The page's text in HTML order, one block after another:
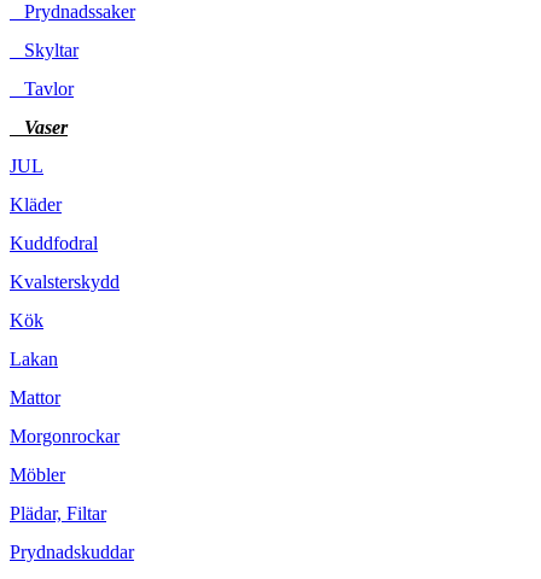
Prydnadssaker
Skyltar
Tavlor
Vaser
JUL
Kläder
Kuddfodral
Kvalsterskydd
Kök
Lakan
Mattor
Morgonrockar
Möbler
Plädar, Filtar
Prydnadskuddar